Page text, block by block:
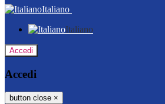
Italiano
Italiano
Accedi
Accedi
button close ×